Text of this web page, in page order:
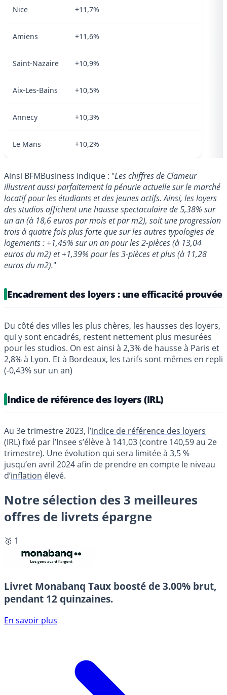
Nice +11,7%
Amiens +11,6%
Saint-Nazaire +10,9%
Aix-Les-Bains +10,5%
Annecy +10,3%
Le Mans +10,2%
Ainsi BFMBusiness indique : "Les chiffres de Clameur
illustrent aussi parfaitement la pénurie actuelle sur le marché
locatif pour les étudiants et des jeunes actifs. Ainsi, les loyers
des studios affichent une hausse spectaculaire de 5,38% sur
un an (à 18,6 euros par mois et par m2), soit une progression
trois à quatre fois plus forte que sur les autres typologies de
logements : +1,45% sur un an pour les 2-pièces (à 13,04
euros du m2) et +1,39% pour les 3-pièces et plus (à 11,28
euros du m2)."
Encadrement des loyers : une efficacité prouvée
Du côté des villes les plus chères, les hausses des loyers,
qui y sont encadrés, restent nettement plus mesurées
pour les studios. On est ainsi à 2,3% de hausse à Paris et
2,8% à Lyon. Et à Bordeaux, les tarifs sont mêmes en repli
(-0,43% sur un an)
Indice de référence des loyers (IRL)
Au 3e trimestre 2023, l’indice de référence des loyers
(IRL) fixé par l’Insee s’élève à 141,03 (contre 140,59 au 2e
trimestre). Une évolution qui sera limitée à 3,5 %
jusqu’en avril 2024 afin de prendre en compte le niveau
d’inflation élevé.
Notre sélection des 3 meilleures
offres de livrets épargne
🥇 1
Livret Monabanq Taux boosté de 3.00% brut,
pendant 12 quinzaines.
En savoir plus